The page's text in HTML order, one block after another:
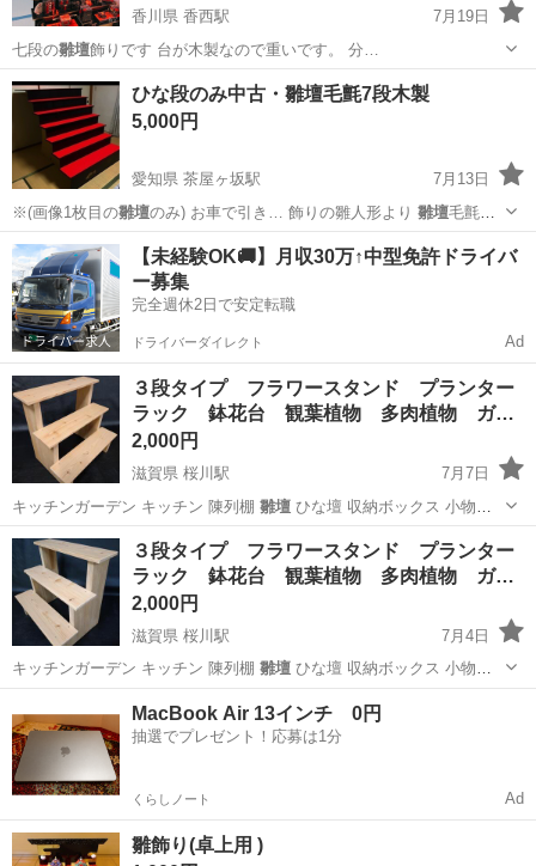
香川県 香西駅
7月19日
七段の雛壇飾りです 台が木製なので重いです。 分…
香川 高松市 香西駅 ひな人形
ひな段のみ中古・雛壇毛氈7段木製
5,000円
愛知県 茶屋ヶ坂駅
7月13日
※(画像1枚目の雛壇のみ) お車で引き… 飾りの雛人形より 雛壇毛氈の
み出品です。… ますが今回は7段の雛壇のみです。 最上段…
愛知 名古屋市 茶屋ヶ坂駅 子供用品 雛壇
【未経験OK🚚】月収30万↑中型免許ドライバ
ー募集
完全週休2日で安定転職
ドライバーダイレクト Ad
３段タイプ フラワースタンド プランター
ラック 鉢花台 観葉植物 多肉植物 ガ…
2,000円
滋賀県 桜川駅
7月7日
キッチンガーデン キッチン 陳列棚 雛壇ひな壇 収納ボックス 小物置
き滋賀 東近江市 桜川駅 インテリア雑貨/小物 多肉植物
３段タイプ フラワースタンド プランター
ラック 鉢花台 観葉植物 多肉植物 ガ…
2,000円
滋賀県 桜川駅
7月4日
キッチンガーデン キッチン 陳列棚 雛壇ひな壇 収納ボックス 小物置
き
インテリア雑貨/小物
MacBook Air 13インチ 0円
抽選でプレゼント！応募は1分
くらしノート Ad
雛飾り(卓上用 )